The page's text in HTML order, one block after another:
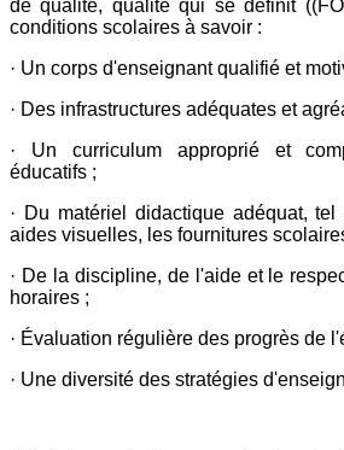
de qualité, qualité qui se définit
conditions scolaires à savoir :
· Un corps d'enseignant qualifié et
· Des infrastructures adéquates et
· Un curriculum approprié et
éducatifs ;
· Du matériel didactique adéquat,
aides visuelles, les fournitures
· De la discipline, de l'aide et le
horaires ;
· Évaluation régulière des progrès de
· Une diversité des stratégies